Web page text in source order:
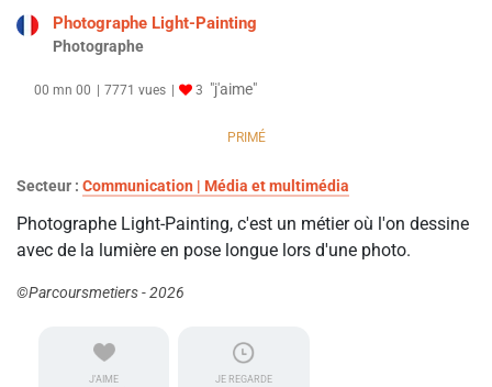
Photographe Light-Painting
Photographe
00 mn 00 7771 vues 3 "j'aime"
PRIMÉ
Secteur : Communication | Média et multimédia
Photographe Light-Painting, c'est un métier où l'on dessine
avec de la lumière en pose longue lors d'une photo.
©Parcoursmetiers - 2026
J'AIME
JE REGARDE